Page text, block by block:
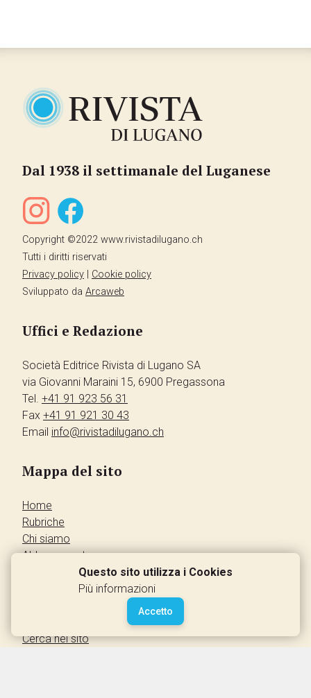
Dal 1938 il settimanale del Luganese
Copyright ©2022 www.rivistadilugano.ch
Tutti i diritti riservati
Privacy policy
Cookie policy
Sviluppato da Arcaweb
Uffici e Redazione
Società Editrice Rivista di Lugano SA
via Giovanni Maraini 15, 6900 Pregassona
Tel. +41 91 923 56 31
Fax +41 91 921 30 43
Email info@rivistadilugano.ch
Mappa del sito
Home
Rubriche
Chi siamo
Abbonamento
Annunci dei lettori
Cerca nel sito
Questo sito utilizza i Cookies
Più informazioni
Accetto